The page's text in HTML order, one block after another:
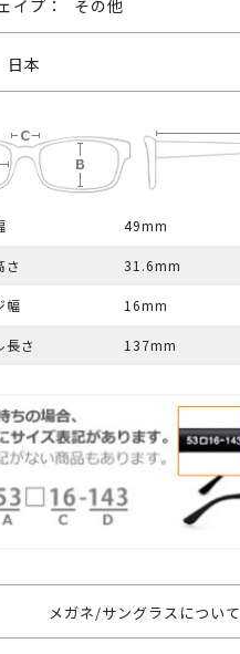
イプ： その他
日本
49mm
さ 31.6mm
幅 16mm
長さ 137mm
メガネ/サングラスについて